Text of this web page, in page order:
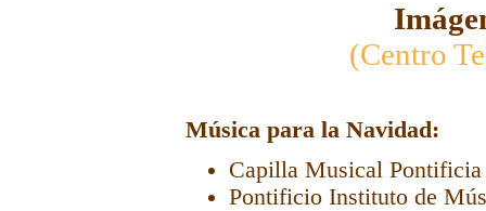
(Centro
Música para la Navidad:
Capilla Musical
Pontificio Instituto de